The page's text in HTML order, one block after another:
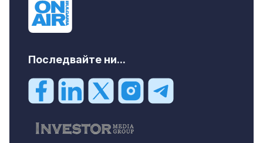
Последвайте ни...